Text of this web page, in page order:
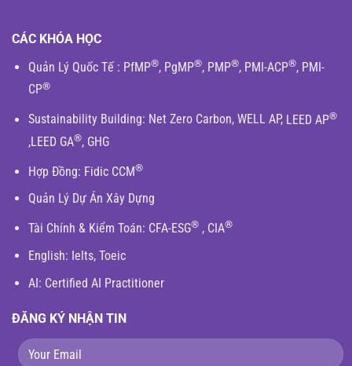
CÁC KHÓA HỌC
Quản Lý Quốc Tế: PfMP®, PgMP®, PMP®, PMI-ACP®, PMI-
CP®
Sustainability Building: Net Zero Carbon, WELL AP,LEED AP®
,LEED GA®, GHG
Hợp Đồng: Fidic CCM®
Quản Lý Dự Án Xây Dựng
Tài Chính & Kiểm Toán: CFA-ESG®, CIA®
English: Ielts, Toeic
AI: Certified AI Practitioner
ĐĂNG KÝ NHẬN TIN